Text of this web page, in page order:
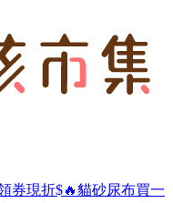
券現折$🔥貓砂尿布買一